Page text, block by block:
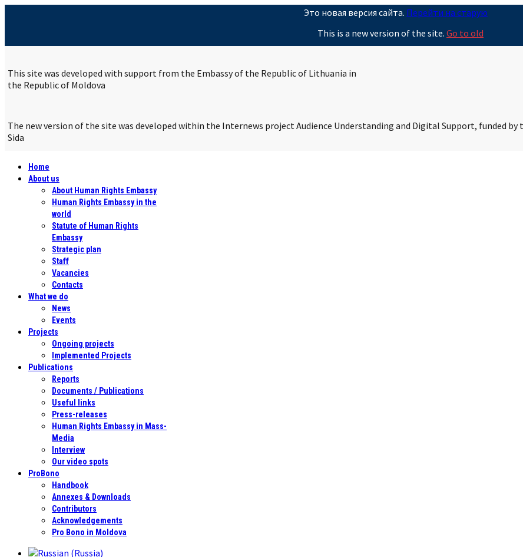
Это новая версия сайта. Перейти на старую
This is a new version of the site. Go to old
This site was developed with support from the Embassy of the Republic of Lithuania in
the Republic of Moldova
The new version of the site was developed within the Internews project Audience Understanding and Digital Support, funded
Sida
Home
About us
About Human Rights Embassy
Human Rights Embassy in the
world
Statute of Human Rights
Embassy
Strategic plan
Staff
Vacancies
Contacts
What we do
News
Events
Projects
Ongoing projects
Implemented Projects
Publications
Reports
Documents / Publications
Useful links
Press-releases
Human Rights Embassy in Mass-
Media
Interview
Our video spots
ProBono
Handbook
Annexes & Downloads
Contributors
Acknowledgements
Pro Bono in Moldova